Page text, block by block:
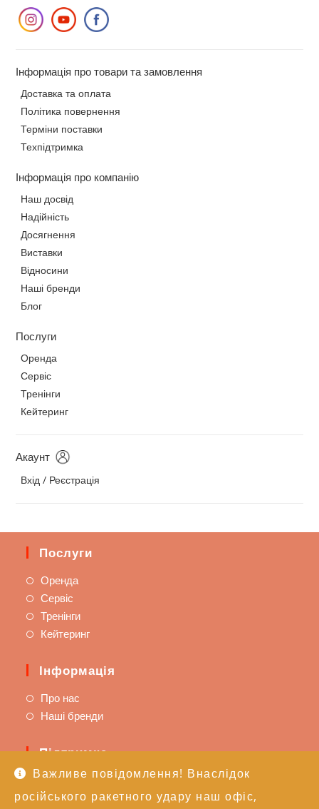
Важливе повідомлення! Внаслідок
російського ракетного удару наш офіс,
Інформація про товари та замовлення
Доставка та оплата
Політика повернення
Терміни поставки
Техпідтримка
Інформація про компанію
Наш досвід
Надійність
Досягнення
Виставки
Відносини
Наші бренди
Блог
Послуги
Оренда
Сервіс
Тренінги
Кейтеринг
Акаунт
Вхід / Реєстрація
Послуги
Оренда
Сервіс
Тренінги
Кейтеринг
Інформація
Про нас
Наші бренди
Підтримка
Доставка та оплата
Політика повернення